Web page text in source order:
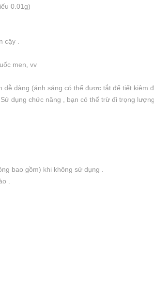
0.01g)
.
men, vv
dàng (ánh sáng có thể được tắt để tiết kiệm
dụng chức năng , bạn có thể trừ đi trọng
bao gồm) khi không sử dụng .
.